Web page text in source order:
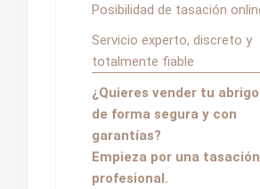
Posibilidad de tasación
Servicio experto, discreto y
totalmente fiable
¿Quieres vender tu
de forma segura y con
garantías?
Empieza por una tasación
profesional.